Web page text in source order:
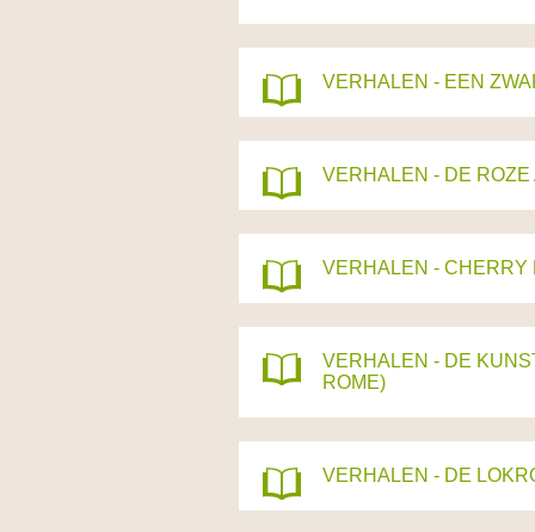
VERHALEN - EEN
VERHALEN - DE
VERHALEN - CHERRY
VERHALEN - DE
ROME)
VERHALEN - DE